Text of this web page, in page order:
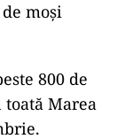
moși
800 de
Marea